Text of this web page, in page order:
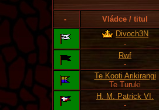
- Vládce / titul
Divoch3N
-
Rwf
-
Te Kooti Arikirangi
Te Turuki
H. M. Patrick VI.
-